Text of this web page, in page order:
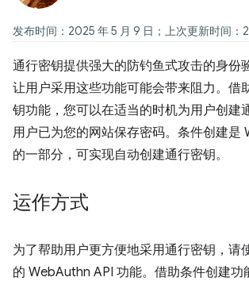
发布时间：2025 年 5 月 9 日；上次更新时间：
通行密钥提供强大的防钓鱼式攻击的身份
让用户采用这些功能可能会带来阻力。借
钥功能，您可以在适当的时机为用户创建
用户已为您的网站保存密码。条件创建是
的一部分，可实现自动创建通行密钥。
运作方式
为了帮助用户更方便地采用通行密钥，请
的 WebAuthn API 功能。借助条件创建功